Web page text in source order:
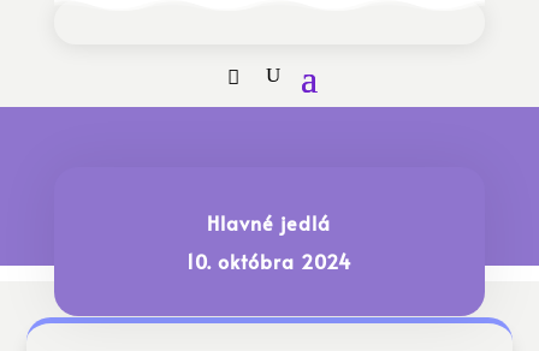
Hlavné jedlá
10. októbra 2024